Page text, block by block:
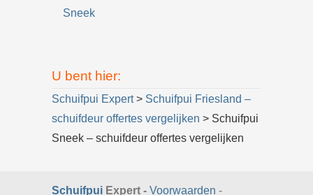
Sneek
U bent hier:
Schuifpui Expert> Schuifpui Friesland –
schuifdeur offertes vergelijken > Schuifpui
Sneek – schuifdeur offertes vergelijken
Schuifpui Expert - Voorwaarden -